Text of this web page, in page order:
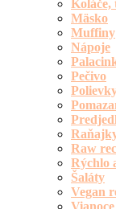
Koláče,
Mäsko
Muffiny
Nápoje
Pečivo
Raw
Rýchlo
Šaláty
Vegan
Vianoce